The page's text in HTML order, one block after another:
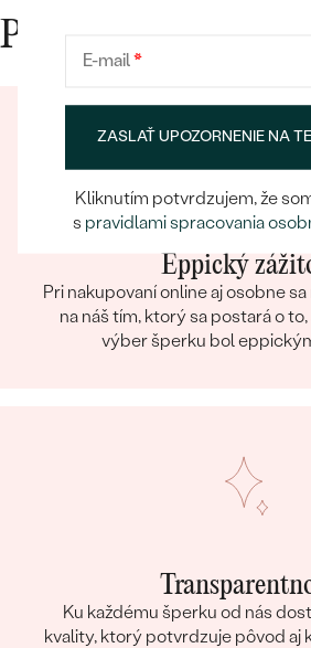
Prečo nakupovať v
Eppický
Pri nakupovaní online aj osobne
na náš tím, ktorý sa postará o
výber šperku bol
Ku každému šperku od nás
kvality, ktorý potvrdzuje pôvod aj
E-mail*
ZASLAŤ UPOZORNENIE NA
Kliknutím potvrdzujem, že
s pravidlami spracovania